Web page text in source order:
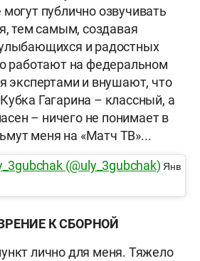
публично озвучивать
тем самым, создавая
и радостных
работают на федеральном
экспертами и внушают, что
Гагарина – классный, а
– ничего не понимает в
меня на «Матч ТВ»...
(@uly_3gubchak) Янв
К СБОРНОЙ
лично для меня. Тяжело